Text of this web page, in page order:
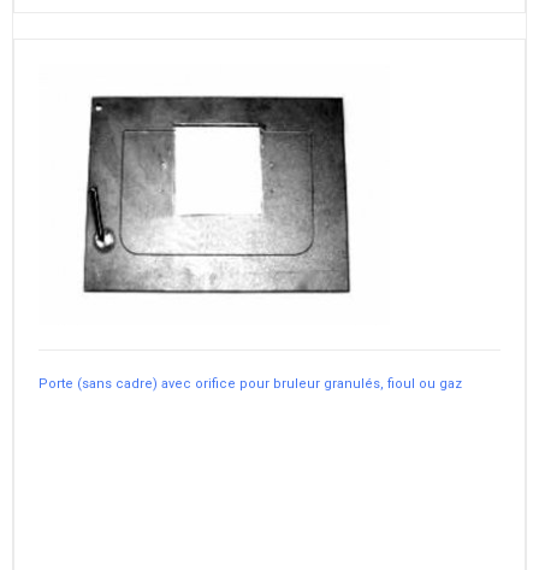
Porte (sans cadre) avec orifice pour bruleur granulés, fioul ou gaz